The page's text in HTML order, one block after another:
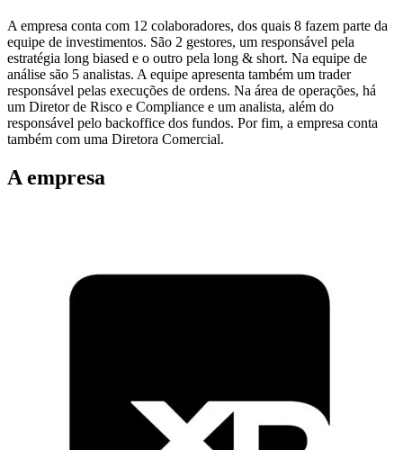
A empresa conta com 12 colaboradores, dos quais 8 fazem parte da
equipe de investimentos. São 2 gestores, um responsável pela
estratégia long biased e o outro pela long & short. Na equipe de
análise são 5 analistas. A equipe apresenta também um trader
responsável pelas execuções de ordens. Na área de operações, há
um Diretor de Risco e Compliance e um analista, além do
responsável pelo backoffice dos fundos. Por fim, a empresa conta
também com uma Diretora Comercial.
A empresa